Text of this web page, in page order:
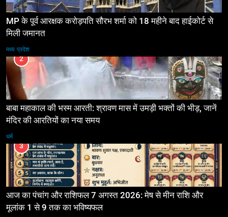
MP के पूर्व आरक्षक करोड़पति सौरभ शर्मा को 18 महीने बाद हाईकोर्ट से
मिली जमानत
मध्य प्रदेश
2
बाबा महाकाल की भस्म आरती: श्रावण मास में उमड़ी भक्तों की भीड़, जानें
मंदिर की आरतियों का नया समय
धर्म
3
आज का पंचांग और राशिफल 7 अगस्त 2026: मेष से मीन राशि और
मूलांक 1 से 9 तक का भविष्यफल